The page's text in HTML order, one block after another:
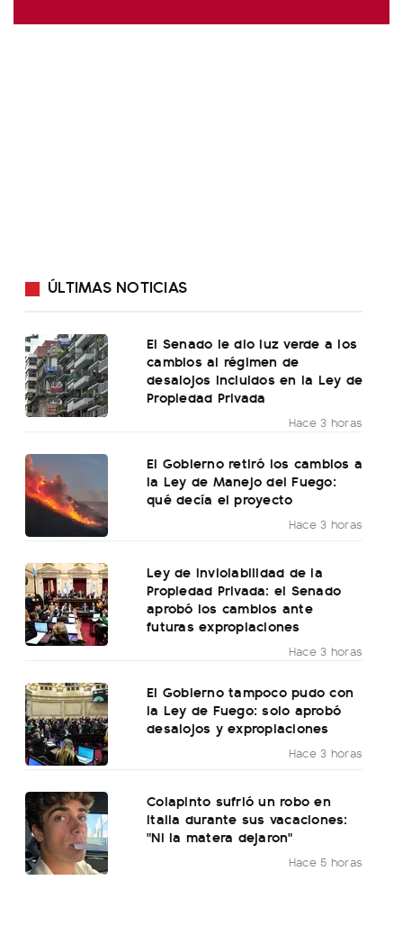
ÚLTIMAS NOTICIAS
El Senado le dio luz verde a los
cambios al régimen de
desalojos incluidos en la Ley de
Propiedad Privada
Hace 3 horas
El Gobierno retiró los cambios a
la Ley de Manejo del Fuego:
qué decía el proyecto
Hace 3 horas
Ley de Inviolabilidad de la
Propiedad Privada: el Senado
aprobó los cambios ante
futuras expropiaciones
Hace 3 horas
El Gobierno tampoco pudo con
la Ley de Fuego: solo aprobó
desalojos y expropiaciones
Hace 3 horas
Colapinto sufrió un robo en
Italia durante sus vacaciones:
"Ni la matera dejaron"
Hace 5 horas